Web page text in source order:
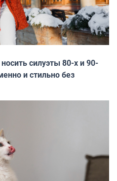
силуэты 80-х и 90-
и стильно без